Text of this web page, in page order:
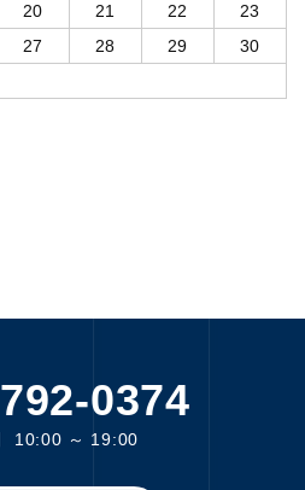
20 21 22
23
27 28 29
30
0374
10:00 ～ 19:00